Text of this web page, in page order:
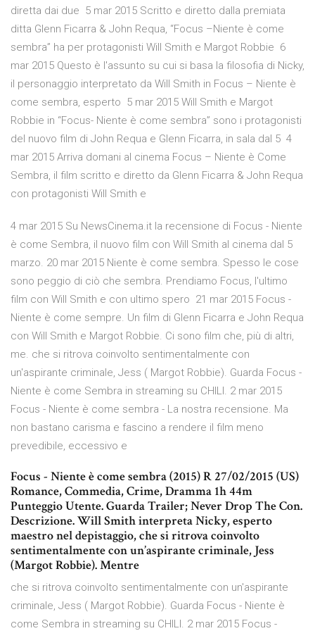
diretta dai due 5 mar 2015 Scritto e diretto dalla premiata
ditta Glenn Ficarra & John Requa, “Focus –Niente è come
sembra” ha per protagonisti Will Smith e Margot Robbie 6
mar 2015 Questo è l'assunto su cui si basa la filosofia di Nicky,
il personaggio interpretato da Will Smith in Focus – Niente è
come sembra, esperto 5 mar 2015 Will Smith e Margot
Robbie in “Focus- Niente è come sembra” sono i protagonisti
del nuovo film di John Requa e Glenn Ficarra, in sala dal 5 4
mar 2015 Arriva domani al cinema Focus – Niente è Come
Sembra, il film scritto e diretto da Glenn Ficarra & John Requa
con protagonisti Will Smith e
4 mar 2015 Su NewsCinema.it la recensione di Focus - Niente
è come Sembra, il nuovo film con Will Smith al cinema dal 5
marzo. 20 mar 2015 Niente è come sembra. Spesso le cose
sono peggio di ciò che sembra. Prendiamo Focus, l'ultimo
film con Will Smith e con ultimo spero 21 mar 2015 Focus -
Niente è come sempre. Un film di Glenn Ficarra e John Requa
con Will Smith e Margot Robbie. Ci sono film che, più di altri,
me. che si ritrova coinvolto sentimentalmente con
un'aspirante criminale, Jess ( Margot Robbie). Guarda Focus -
Niente è come Sembra in streaming su CHILI. 2 mar 2015
Focus - Niente è come sembra - La nostra recensione. Ma
non bastano carisma e fascino a rendere il film meno
prevedibile, eccessivo e
Focus - Niente è come sembra (2015) R 27/02/2015 (US)
Romance, Commedia, Crime, Dramma 1h 44m
Punteggio Utente. Guarda Trailer; Never Drop The Con.
Descrizione. Will Smith interpreta Nicky, esperto
maestro nel depistaggio, che si ritrova coinvolto
sentimentalmente con un’aspirante criminale, Jess
(Margot Robbie). Mentre
che si ritrova coinvolto sentimentalmente con un'aspirante
criminale, Jess ( Margot Robbie). Guarda Focus - Niente è
come Sembra in streaming su CHILI. 2 mar 2015 Focus -